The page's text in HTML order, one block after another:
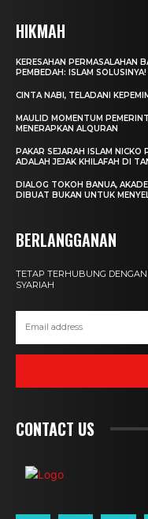
HIKMAH
KERESAHAN PERMASALAHAN
PEMBEDAH: ISLAM SOLUSINYA!
CINTA NABI, TELADANI
MAULID MOMENTUM
MENERAPKAN ALQURAN
PAKAR SEJARAH ISLAM
ADALAH JEJAK KHILAFAH DI
DIALOG TOKOH BANUA,
DIBUAT BUKAN UNTUK
BERLANGGANAN
TETAP TERHUBUNG
SYARIAH
CONTACT US